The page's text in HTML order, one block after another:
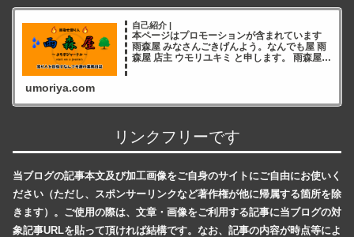
自己紹介 |
本ページはプロモーションが含まれています
雨森屋 みなさんごきげんよう。なんでも屋 雨
森屋 店主 ウモリユキミ と申します。 雨森屋店
umoriya.com
リンクフリーです
当ブログの記事本文及び加工画像をご自身のサイトにご自由にお使いく
ださい（ただし、スポンサーリンクなど著作権が他に帰属する箇所を除
きます）。ご使用の際は、文章・画像をご利用する記事に当ブログの対
象記事URLを貼って頂ければ結構です。なお、記事の内容が時点等によ